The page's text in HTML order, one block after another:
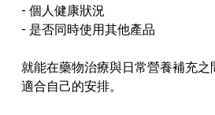
- 個人健康狀況
- 是否同時使用其他產品
就能在藥物治療與日常營養補充
適合自己的安排。